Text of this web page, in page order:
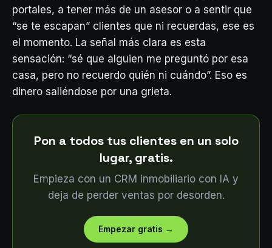
portales, a tener más de un asesor o a sentir que
“se te escapan” clientes que ni recuerdas, ese es
el momento. La señal más clara es esta
sensación: “sé que alguien me preguntó por esa
casa, pero no recuerdo quién ni cuándo”. Eso es
dinero saliéndose por una grieta.
Pon a todos tus clientes en un solo
lugar, gratis.
Empieza con un CRM inmobiliario con IA y
deja de perder ventas por desorden.
Empezar gratis →